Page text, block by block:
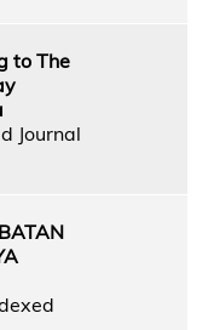
to The
Journal